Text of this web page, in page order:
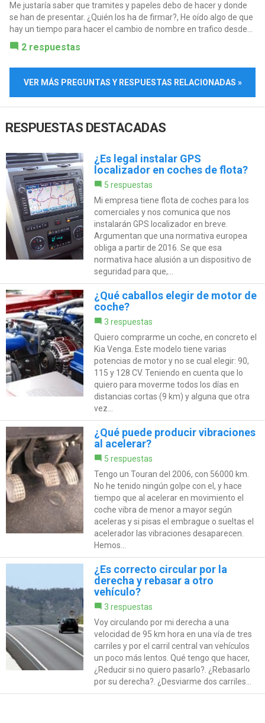
Me justaría saber que tramites y papeles debo de hacer y donde
se han de presentar. ¿Quién los ha de firmar?, He oído algo de que
hay un tiempo para hacer el cambio de nombre en trafico desde...
2 respuestas
VER MÁS PREGUNTAS Y RESPUESTAS RELACIONADAS »
RESPUESTAS DESTACADAS
¿Es legal instalar GPS
localizador en coches de flota?
5 respuestas
Mi empresa tiene flota de coches para los
comerciales y nos comunica que nos
instalarán GPS localizador en breve.
Argumentan que una normativa europea
obliga a partir de 2016. Se que esa
normativa hace alusión a un dispositivo de
seguridad para que,...
¿Qué caballos elegir de motor de
coche?
3 respuestas
Quiero comprarme un coche, en concreto el
Kia Venga. Este modelo tiene varias
potencias de motor y no se cual elegir: 90,
115 y 128 CV. Teniendo en cuenta que lo
quiero para moverme todos los días en
distancias cortas (9 km) y alguna que otra
vez...
¿Qué puede producir vibraciones
al acelerar?
5 respuestas
Tengo un Touran del 2006, con 56000 km.
No he tenido ningún golpe con el, y hace
tiempo que al acelerar en movimiento el
coche vibra de menor a mayor según
aceleras y si pisas el embrague o sueltas el
acelerador las vibraciones desaparecen.
Hemos...
¿Es correcto circular por la
derecha y rebasar a otro
vehículo?
3 respuestas
Voy circulando por mi derecha a una
velocidad de 95 km hora en una vía de tres
carriles y por el carril central van vehículos
un poco más lentos. Qué tengo que hacer,
¿Reducir si no quiero pasarlo?. ¿Rebasarlo
por su derecha?. ¿Desviarme dos carriles...